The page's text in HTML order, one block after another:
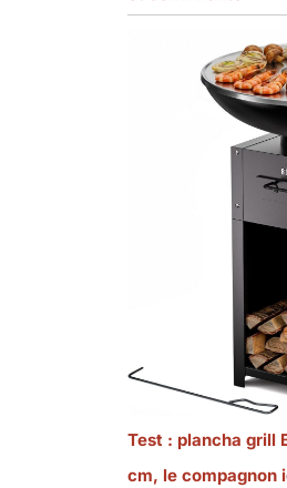
Test : plancha grill
cm, le compagnon